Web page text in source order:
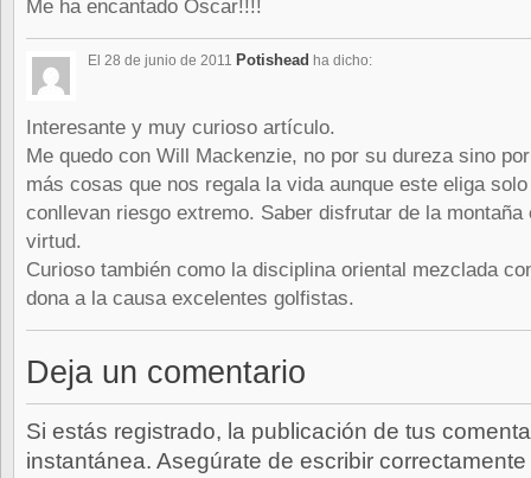
Me ha encantado Oscar!!!!
El 28 de junio de 2011 Potishead ha dicho:
Interesante y muy curioso artículo.
Me quedo con Will Mackenzie, no por su dureza sino
más cosas que nos regala la vida aunque este eliga
conllevan riesgo extremo. Saber disfrutar de la montaña
virtud.
Curioso también como la disciplina oriental mezclada
dona a la causa excelentes golfistas.
Deja un comentario
Si estás registrado, la publicación de tus
instantánea. Asegúrate de escribir